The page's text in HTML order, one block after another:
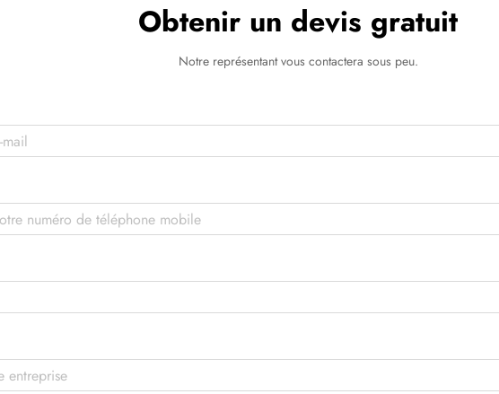
Obtenir un devis gratuit
Notre représentant vous contactera sous peu.